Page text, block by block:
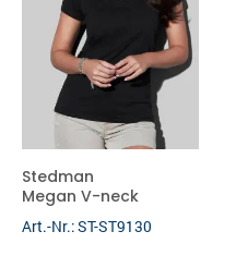
Stedman
Megan V-neck
Art.-Nr.: ST-ST9130